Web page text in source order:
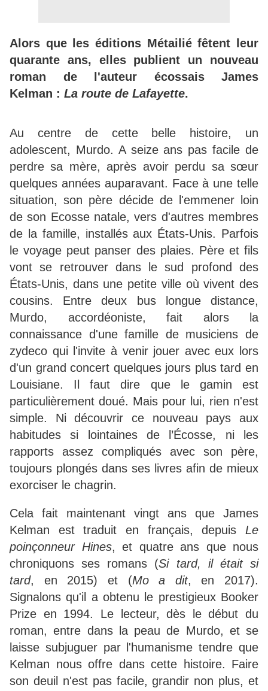
Alors que les éditions Métailié fêtent leur
quarante ans, elles publient un nouveau
roman de l'auteur écossais James
Kelman : La route de Lafayette.
Au centre de cette belle histoire, un
adolescent, Murdo. A seize ans pas facile de
perdre sa mère, après avoir perdu sa sœur
quelques années auparavant. Face à une telle
situation, son père décide de l'emmener loin
de son Ecosse natale, vers d'autres membres
de la famille, installés aux États-Unis. Parfois
le voyage peut panser des plaies. Père et fils
vont se retrouver dans le sud profond des
États-Unis, dans une petite ville où vivent des
cousins. Entre deux bus longue distance,
Murdo, accordéoniste, fait alors la
connaissance d'une famille de musiciens de
zydeco qui l'invite à venir jouer avec eux lors
d'un grand concert quelques jours plus tard en
Louisiane. Il faut dire que le gamin est
particulièrement doué. Mais pour lui, rien n'est
simple. Ni découvrir ce nouveau pays aux
habitudes si lointaines de l’Écosse, ni les
rapports assez compliqués avec son père,
toujours plongés dans ses livres afin de mieux
exorciser le chagrin.
Cela fait maintenant vingt ans que James
Kelman est traduit en français, depuis Le
poinçonneur Hines, et quatre ans que nous
chroniquons ses romans (Si tard, il était si
tard, en 2015) et (Mo a dit, en 2017).
Signalons qu'il a obtenu le prestigieux Booker
Prize en 1994. Le lecteur, dès le début du
roman, entre dans la peau de Murdo, et se
laisse subjuguer par l'humanisme tendre que
Kelman nous offre dans cette histoire. Faire
son deuil n'est pas facile, grandir non plus, et